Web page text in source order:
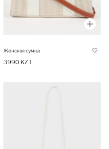
Женская сумка
3990 KZT